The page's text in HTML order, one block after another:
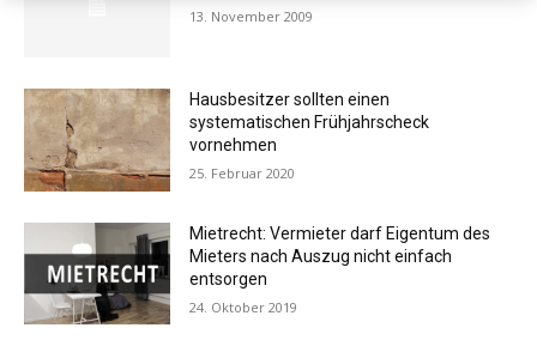
13. November 2009
Hausbesitzer sollten einen
systematischen Frühjahrscheck
vornehmen
25. Februar 2020
Mietrecht: Vermieter darf Eigentum des
Mieters nach Auszug nicht einfach
entsorgen
24. Oktober 2019